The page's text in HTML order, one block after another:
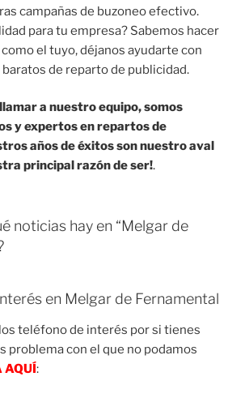
campañas de buzoneo efectivo.
para tu empresa? Sabemos hacer
el tuyo, déjanos ayudarte con
de reparto de publicidad.
a nuestro equipo, somos
y expertos en repartos de
años de éxitos son nuestro aval
principal razón de ser!.
noticias hay en “Melgar de
en Melgar de Fernamental
teléfono de interés por si tienes
problema con el que no podamos
AQUÍ: